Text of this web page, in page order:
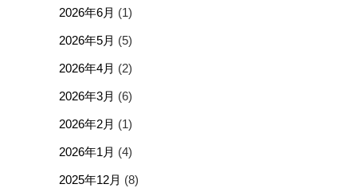
2026年6月 (1)
2026年5月 (5)
2026年4月 (2)
2026年3月 (6)
2026年2月 (1)
2026年1月 (4)
2025年12月 (8)